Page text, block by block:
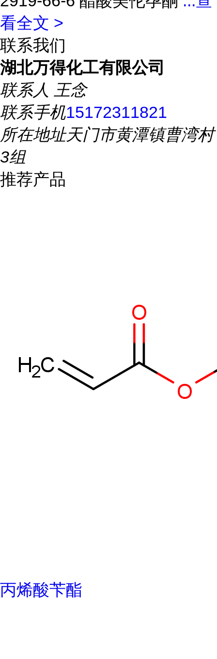
看全文 >
联系我们
湖北万得化工有限公司
联系人 王念
联系手机15172311821
所在地址天门市黄潭镇曹湾村
3组
推荐产品
丙烯酸苄酯